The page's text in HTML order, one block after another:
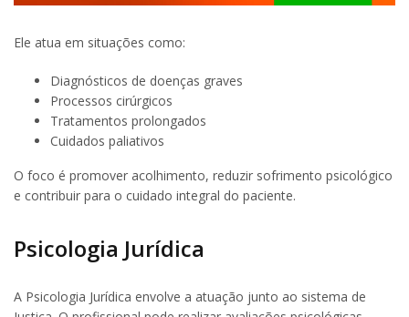
Ele atua em situações como:
Diagnósticos de doenças graves
Processos cirúrgicos
Tratamentos prolongados
Cuidados paliativos
O foco é promover acolhimento, reduzir sofrimento psicológico
e contribuir para o cuidado integral do paciente.
Psicologia Jurídica
A Psicologia Jurídica envolve a atuação junto ao sistema de